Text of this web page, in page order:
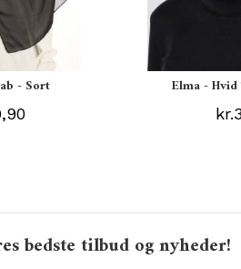
- Sort Elma -
bedste tilbud og nyheder!